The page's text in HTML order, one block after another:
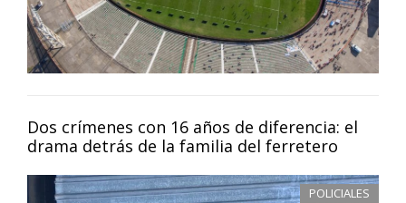
Dos crímenes con 16 años de diferencia: el
drama detrás de la familia del ferretero
POLICIALES